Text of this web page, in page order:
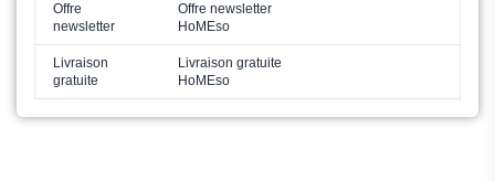
Offre
newsletter
Offre newsletter
HoMEso
Livraison
gratuite
Livraison gratuite
HoMEso